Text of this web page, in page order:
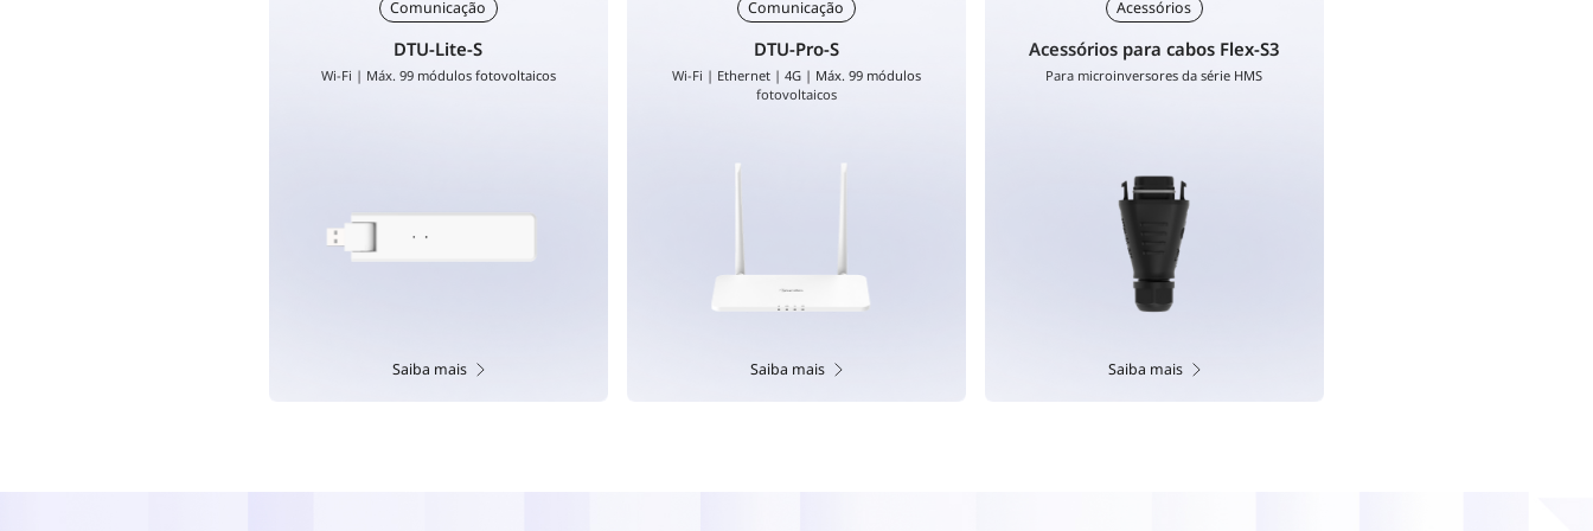
Comunicação
DTU-Lite-S
Wi-Fi | Máx. 99 módulos fotovoltaicos
Saiba mais
Comunicação
DTU-Pro-S
Wi-Fi | Ethernet | 4G | Máx. 99 módulos
fotovoltaicos
Saiba mais
Acessórios
Acessórios para cabos Flex-S3
Para microinversores da série HMS
Saiba mais